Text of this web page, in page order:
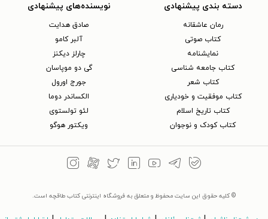
دسته بندی پیشنهادی
رمان عاشقانه
کتاب‌ صوتی
نمایشنامه
کتاب جامعه شناسی
کتاب شعر
کتاب موفقیت و خودیاری
کتاب تاریخ اسلام
کتاب کودک و نوجوان
نویسنده‌های پیشنهادی
صادق هدایت
آلبر کامو
چارلز دیکنز
گی دو موپاسان
جورج اورول
الکساندر دوما
لئو تولستوی
ویکتور هوگو
© کلیه حقوق این سایت محفوظ و متعلق به فروشگاه اینترنتی کتاب طاقچه است.